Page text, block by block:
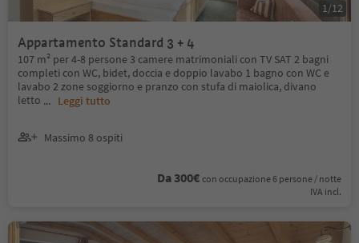
Appartamento Standard 3 + 4
107 m² per 4-8 persone 3 camere matrimoniali con TV SAT 2 bagni
completi con WC, bidet, doccia e doppio lavabo 1 bagno con WC e
lavabo 2 zone soggiorno e pranzo con stufa di maiolica, divano
letto ... Leggi tutto
Massimo 8 ospiti
Da 300€ con occupazione 6 persone / notte
IVA incl.
1/12